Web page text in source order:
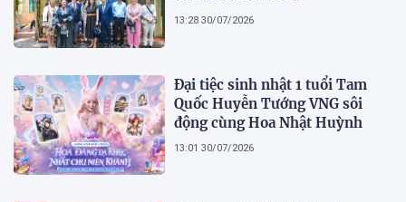
13:28 30/07/2026
Đại tiệc sinh nhật 1 tuổi Tam
Quốc Huyễn Tướng VNG sôi
động cùng Hoa Nhật Huỳnh
13:01 30/07/2026